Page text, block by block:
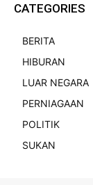
CATEGORIES
BERITA
HIBURAN
LUAR NEGARA
PERNIAGAAN
POLITIK
SUKAN